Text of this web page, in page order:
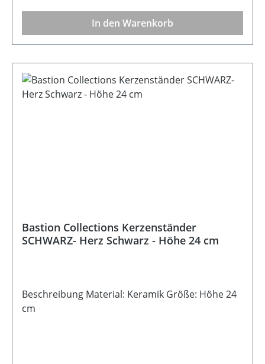
In den Warenkorb
Bastion Collections Kerzenständer
SCHWARZ- Herz Schwarz - Höhe 24 cm
Beschreibung Material: Keramik Größe: Höhe 24
cm